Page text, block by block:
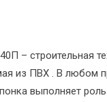
– строительная
из ПВХ . В любом
выполняет